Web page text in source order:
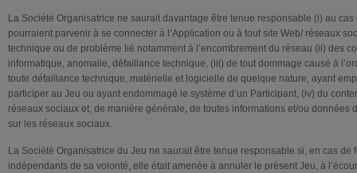
La Société Organisatrice ne saurait davantage être tenue responsable (i) au
pourraient parvenir à se connecter à l’Application ou à tout site Web/ réseaux
technique ou de problème lié notamment à l’encombrement du réseau (ii) des
informatique, anomalie, défaillance technique, (iii) de tout dommage causé à
toute défaillance technique, matérielle et logicielle de quelque nature, ayant
participer au Jeu ou ayant endommagé le système d’un Participant, (iv) du
réseaux sociaux et, de manière générale, de toutes informations et/ou données
sur les réseaux sociaux.
La Société Organisatrice du Jeu ne saurait être tenue responsable si, en cas de
indépendants de sa volonté, elle était amenée à annuler le présent Jeu, à